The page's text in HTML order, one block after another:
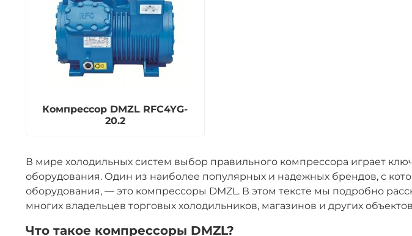
Компрессор DMZL RFC4YG-
20.2
В мире холодильных систем выбор правильного компрессора играет
оборудования. Один из наиболее популярных и надежных брендов, с
оборудования, — это компрессоры DMZL. В этом тексте мы подробно
многих владельцев торговых холодильников, магазинов и других
Что такое компрессоры DMZL?